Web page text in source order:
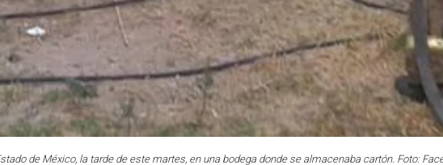
de México, la tarde de este martes, en una bodega donde se almacenaba cartón. Foto: